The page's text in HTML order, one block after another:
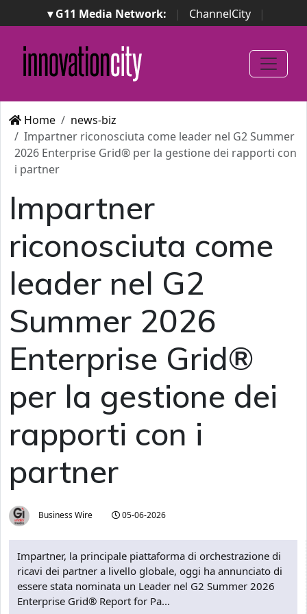
▾ G11 Media Network: | ChannelCity
|
ImpresaCity | SecurityOpenLab | Italian Channel
Awards
Italian Project Awards
Italian Security
Awards
Home
news-biz
Impartner riconosciuta come leader nel G2 Summer
2026 Enterprise Grid® per la gestione dei rapporti con
i partner
Impartner
riconosciuta come
leader nel G2
Summer 2026
Enterprise Grid®
per la gestione dei
rapporti con i
partner
Business Wire 05-06-2026
Impartner, la principale piattaforma di orchestrazione di
ricavi dei partner a livello globale, oggi ha annunciato di
essere stata nominata un Leader nel G2 Summer 2026
Enterprise Grid® Report for Pa...